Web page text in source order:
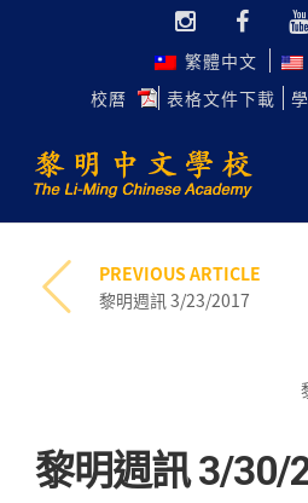
繁體中文
校曆
表格文件下載
PREVIOUS ARTICLE
黎明週訊 3/23/2017
黎明週訊 3/30/